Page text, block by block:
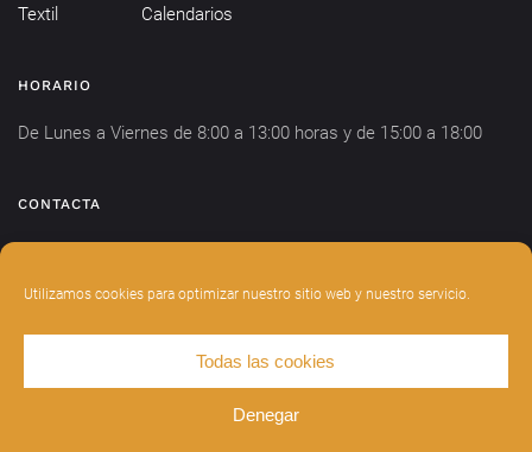
Utilizamos cookies para optimizar nuestro sitio web y nuestro servicio.
Todas las cookies
Denegar
Textil
Calendarios
HORARIO
De Lunes a Viernes de 8:00 a 13:00 horas y de 15:00 a 18:00
CONTACTA
POLÍTICA DE PRIVACIDAD